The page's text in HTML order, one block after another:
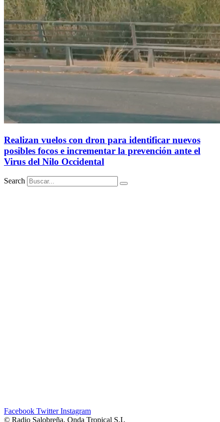
Realizan vuelos con dron para identificar nuevos
posibles focos e incrementar la prevención ante el
Virus del Nilo Occidental
Search
Facebook Twitter Instagram
© Radio Salobreña, Onda Tropical S.L